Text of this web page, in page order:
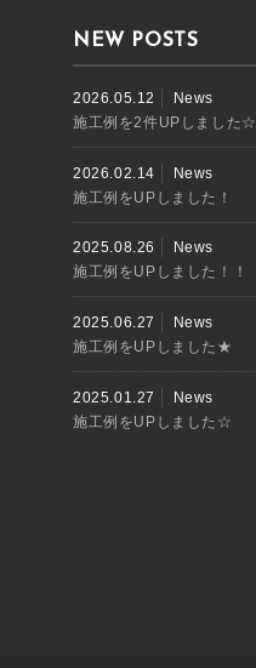
NEW POSTS
2026.05.12
News
施工例を2件UPしました☆
2026.02.14
News
施工例をUPしました！
2025.08.26
News
施工例をUPしました！！
2025.06.27
News
施工例をUPしました★
2025.01.27
News
施工例をUPしました☆